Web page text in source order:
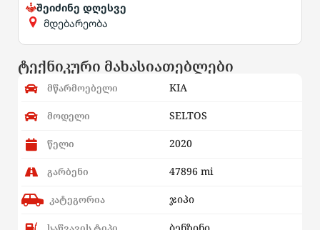
შეიძინე დღესვე
მდებარეობა
ტექნიკური მახასიათებლები
მწარმოებელი KIA
მოდელი SELTOS
წელი 2020
გარბენი 47896 mi
კატეგორია ჯიპი
ბენზინი